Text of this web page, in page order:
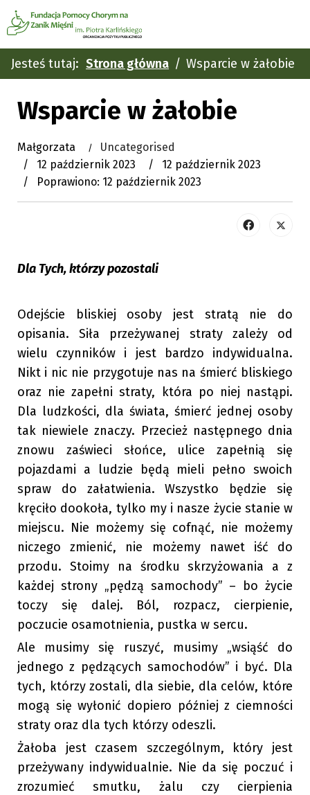
Jesteś tutaj: Strona główna Wsparcie w żałobie
Wsparcie w żałobie
Małgorzata
Uncategorised
12 październik 2023
12 październik 2023
Poprawiono: 12 październik 2023
Dla Tych, którzy pozostali
Odejście bliskiej osoby jest stratą nie do
opisania. Siła przeżywanej straty zależy od
wielu czynników i jest bardzo indywidualna.
Nikt i nic nie przygotuje nas na śmierć bliskiego
oraz nie zapełni straty, która po niej nastąpi.
Dla ludzkości, dla świata, śmierć jednej osoby
tak niewiele znaczy. Przecież następnego dnia
znowu zaświeci słońce, ulice zapełnią się
pojazdami a ludzie będą mieli pełno swoich
spraw do załatwienia. Wszystko będzie się
kręciło dookoła, tylko my i nasze życie stanie w
miejscu. Nie możemy się cofnąć, nie możemy
niczego zmienić, nie możemy nawet iść do
przodu. Stoimy na środku skrzyżowania a z
każdej strony „pędzą samochody” – bo życie
toczy się dalej. Ból, rozpacz, cierpienie,
poczucie osamotnienia, pustka w sercu.
Ale musimy się ruszyć, musimy „wsiąść do
jednego z pędzących samochodów” i być. Dla
tych, którzy zostali, dla siebie, dla celów, które
mogą się wyłonić dopiero później z ciemności
straty oraz dla tych którzy odeszli.
Żałoba jest czasem szczególnym, który jest
przeżywany indywidualnie. Nie da się poczuć i
zrozumieć smutku, żalu czy cierpienia